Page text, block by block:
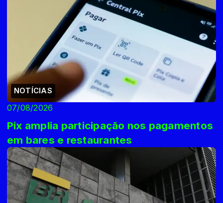
NOTÍCIAS
07/08/2026
Pix amplia participação nos pagamentos
em bares e restaurantes